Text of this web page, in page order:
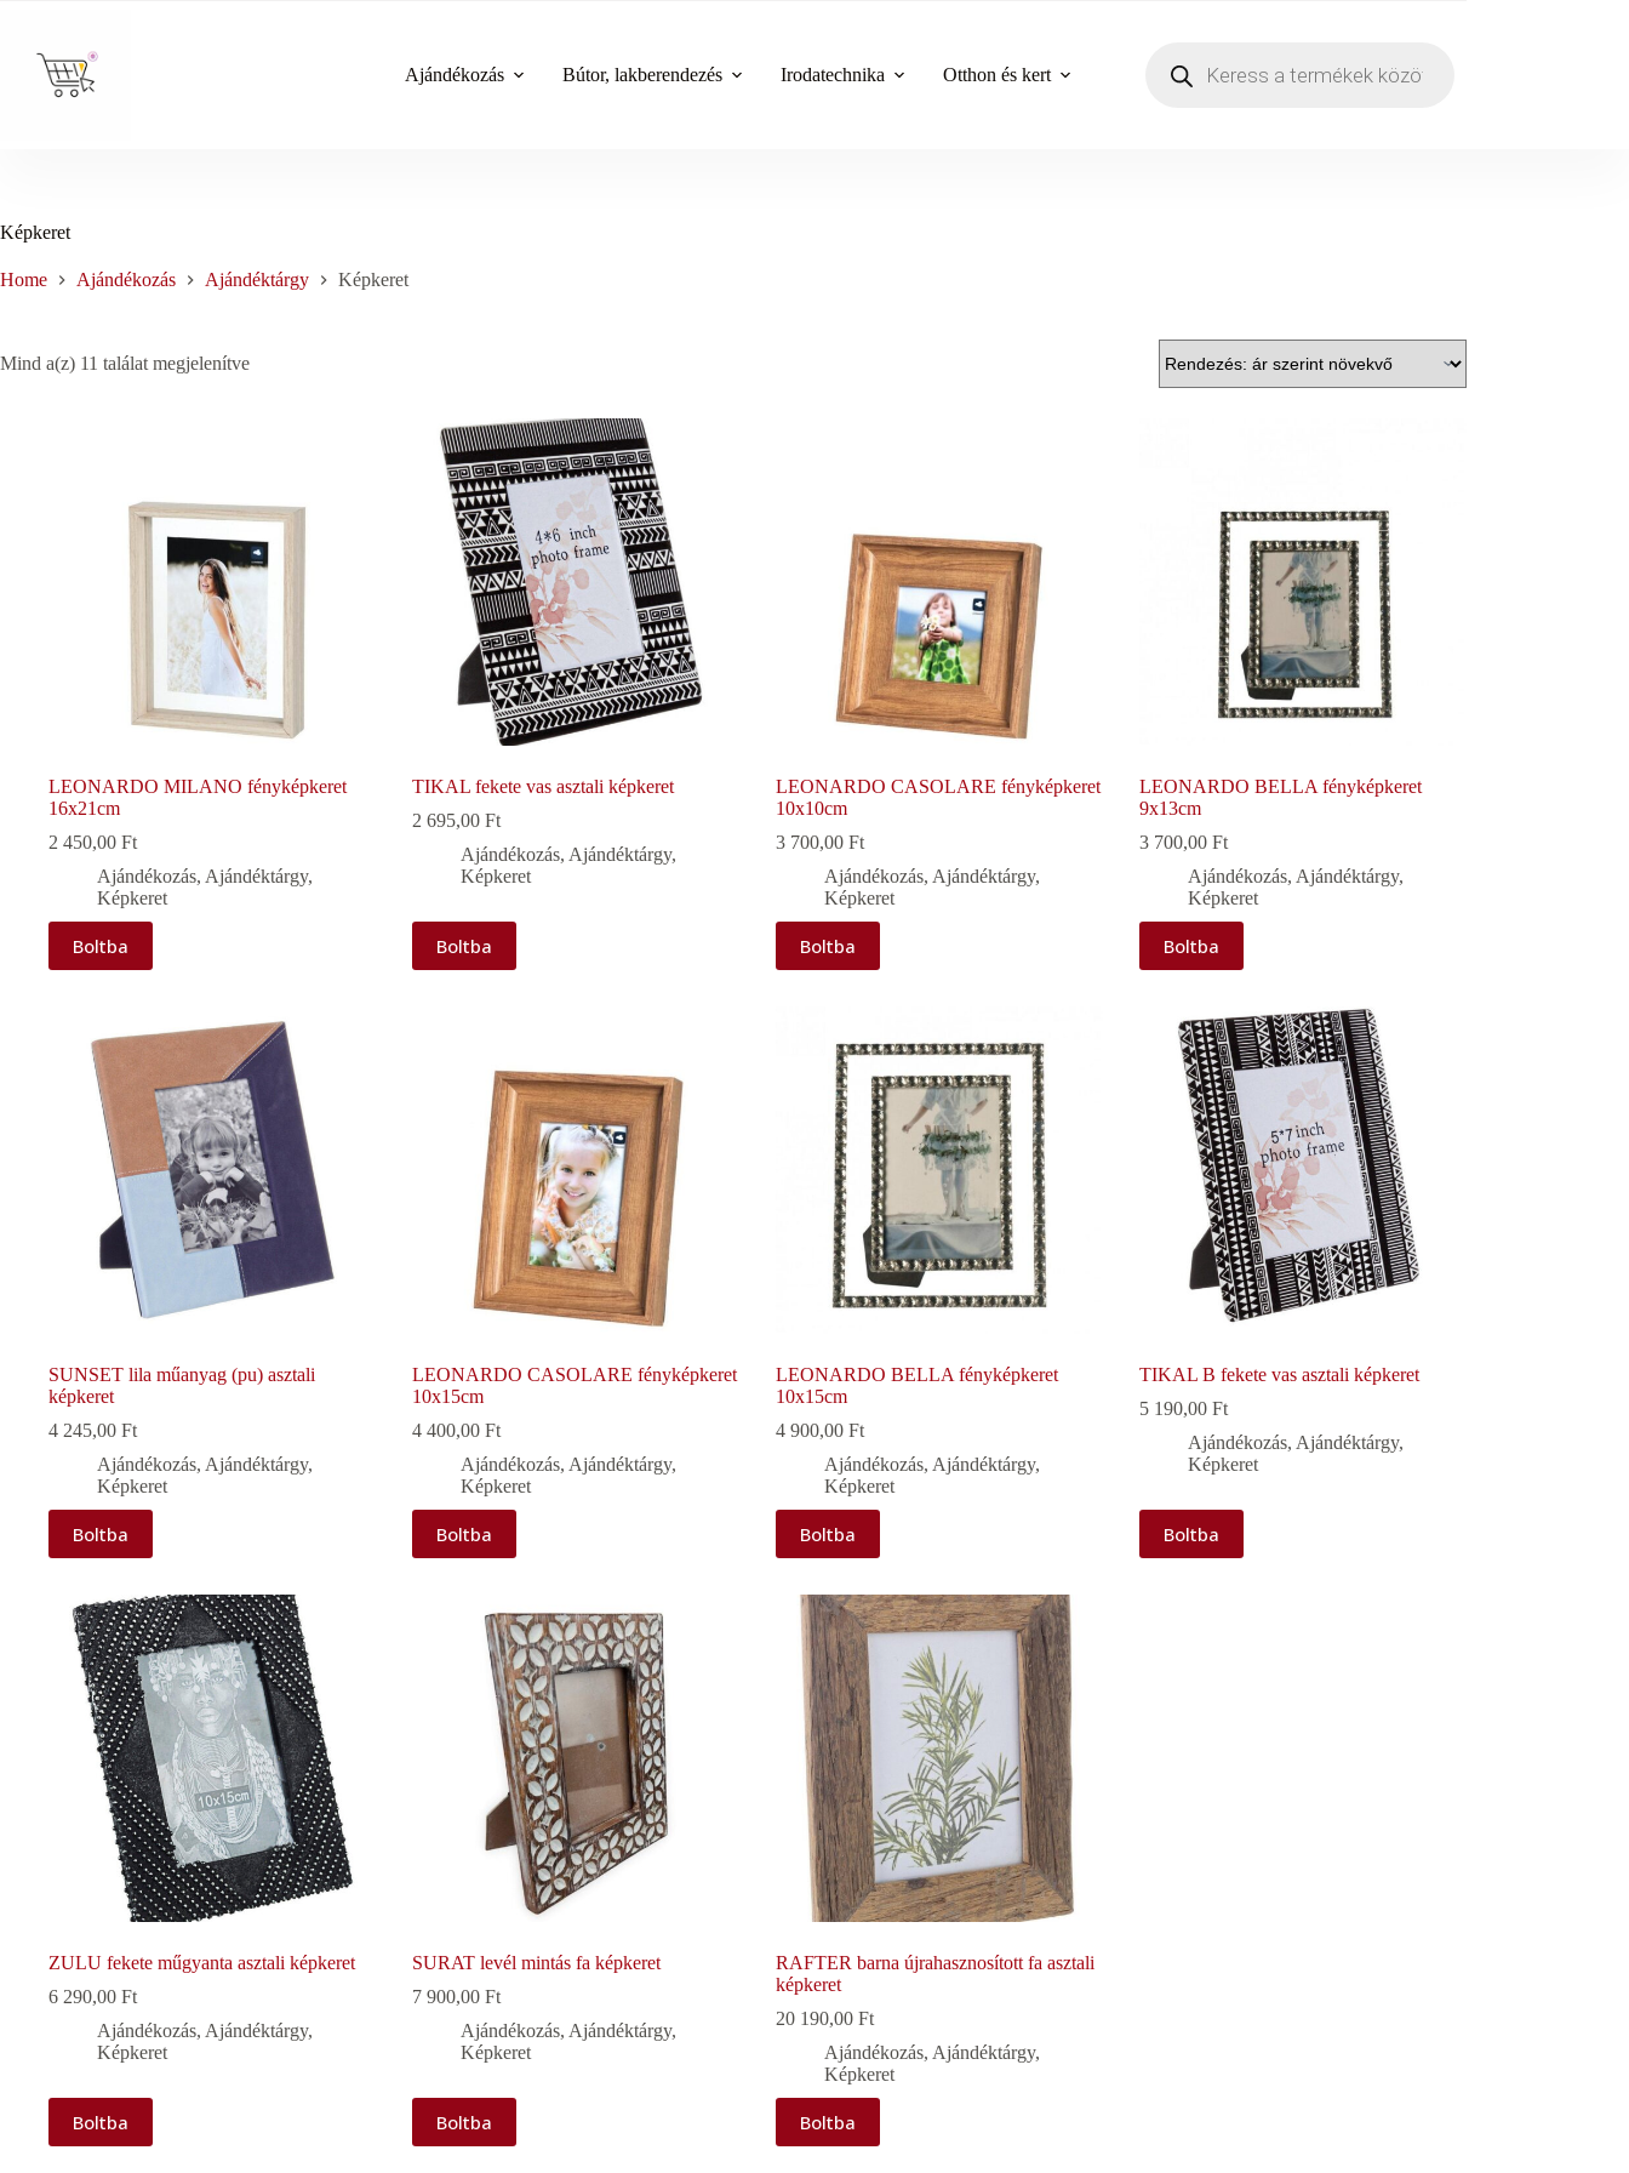
content
Ajándékozás
Bútor, lakberendezés Irodatechnika Otthon és kert
search
Képkeret
Home Ajándékozás Ajándéktárgy Képkeret
Mind a(z) 11 találat megjelenítveSorted
LEONARDO MILANO fényképkeret
16x21cm
2 450,00 Ft
Ajándékozás, Ajándéktárgy,
Képkeret
Boltba
TIKAL fekete vas asztali képkeret
2 695,00 Ft
Ajándékozás, Ajándéktárgy,
Képkeret
Boltba
LEONARDO CASOLARE fényképkeret
10x10cm
3 700,00 Ft
Ajándékozás, Ajándéktárgy,
Képkeret
Boltba
LEONARDO BELLA fényképkeret
9x13cm
3 700,00 Ft
Ajándékozás, Ajándéktárgy,
Képkeret
Boltba
SUNSET lila műanyag (pu) asztali
képkeret
4 245,00 Ft
Ajándékozás, Ajándéktárgy,
Képkeret
Boltba
LEONARDO CASOLARE fényképkeret
10x15cm
4 400,00 Ft
Ajándékozás, Ajándéktárgy,
Képkeret
Boltba
LEONARDO BELLA fényképkeret
10x15cm
4 900,00 Ft
Ajándékozás, Ajándéktárgy,
Képkeret
Boltba
TIKAL B fekete vas asztali képkeret
5 190,00 Ft
Ajándékozás, Ajándéktárgy,
Képkeret
Boltba
ZULU fekete műgyanta asztali képkeret
6 290,00 Ft
Ajándékozás, Ajándéktárgy,
Képkeret
Boltba
SURAT levél mintás fa képkeret
7 900,00 Ft
Ajándékozás, Ajándéktárgy,
Képkeret
Boltba
RAFTER barna újrahasznosított fa asztali
képkeret
20 190,00 Ft
Ajándékozás, Ajándéktárgy,
Képkeret
Boltba